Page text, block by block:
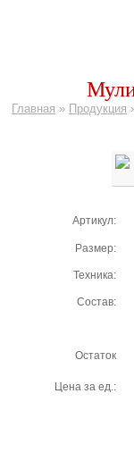
Главная » Продукция
Артикул:
Размер:
Техника:
Состав:
Остаток
Цена за ед.: